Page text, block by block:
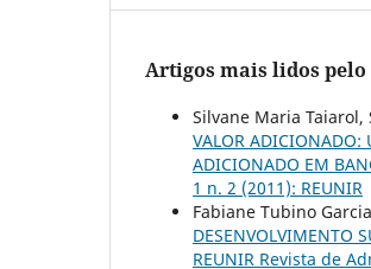
Artigos mais lidos
Silvane Maria
VALOR ADICIONADO:
ADICIONADO EM
1 n. 2 (2011): REUNIR
Fabiane Tubino
DESENVOLVIMENTO
REUNIR Revista de